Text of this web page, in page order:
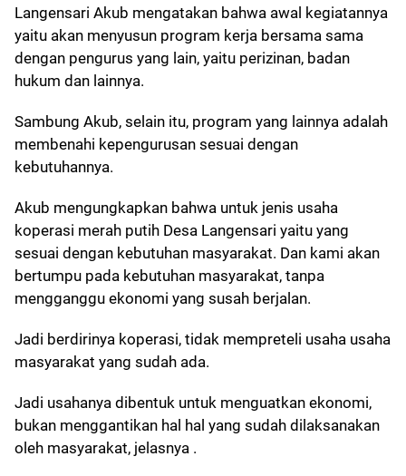
Langensari Akub mengatakan bahwa awal kegiatannya
yaitu akan menyusun program kerja bersama sama
dengan pengurus yang lain, yaitu perizinan, badan
hukum dan lainnya.
Sambung Akub, selain itu, program yang lainnya adalah
membenahi kepengurusan sesuai dengan
kebutuhannya.
Akub mengungkapkan bahwa untuk jenis usaha
koperasi merah putih Desa Langensari yaitu yang
sesuai dengan kebutuhan masyarakat. Dan kami akan
bertumpu pada kebutuhan masyarakat, tanpa
mengganggu ekonomi yang susah berjalan.
Jadi berdirinya koperasi, tidak mempreteli usaha usaha
masyarakat yang sudah ada.
Jadi usahanya dibentuk untuk menguatkan ekonomi,
bukan menggantikan hal hal yang sudah dilaksanakan
oleh masyarakat, jelasnya .